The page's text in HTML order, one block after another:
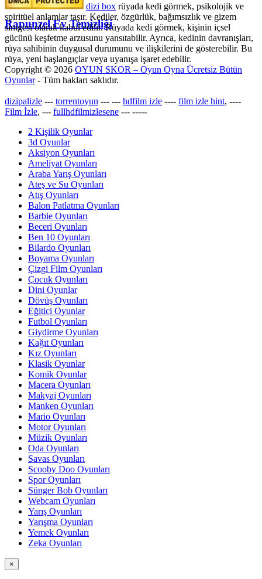
Rapunzel Ev Temizliği
dizi box rüyada kedi görmek​, psikolojik ve
spiritüel anlamlar taşır. Kediler, özgürlük, bağımsızlık ve gizem
simgesi olarak kabul edilir. Rüyada kedi görmek, kişinin içsel
gücünü keşfetme arzusunu yansıtabilir. Ayrıca, kedinin davranışları,
rüya sahibinin duygusal durumunu ve ilişkilerini de gösterebilir. Bu
rüya, yeni başlangıçlar veya uyanışa işaret edebilir.
Copyright © 2026 OYUN SKOR – Oyun Oyna Ücretsiz Bütün
Oyunlar- Tüm hakları saklıdır.
dizipalizle --- torrentoyun --- --- hdfilm izle ---- film izle hint, ----
Film İzle, --- fullhdfilmizlesene --- -----
2 Kişilik Oyunlar
3d Oyunlar
Aksiyon Oyunları
Ameliyat Oyunları
Araba Yarış Oyunları
Ateş ve Su Oyunları
Atış Oyunları
Balon Patlatma Oyunları
Barbie Oyunları
Beceri Oyunları
Ben 10 Oyunları
Bilardo Oyunları
Boyama Oyunları
Çizgi Film Oyunları
Çocuk Oyunları
Dini Oyunlar
Dövüş Oyunları
Eğitici Oyunlar
Futbol Oyunları
Giydirme Oyunları
Kağıt Oyunları
Kız Oyunları
Klasik Oyunlar
Komik Oyunlar
Macera Oyunları
Makyaj Oyunları
Manken Oyunları
Mario Oyunları
Motor Oyunları
Müzik Oyunları
Oda Oyunları
Savas Oyunları
Scooby Doo Oyunları
Spor Oyunları
Sünger Bob Oyunları
Webcam Oyunları
Yarış Oyunları
Yarışma Oyunları
Yemek Oyunları
Zeka Oyunları
×